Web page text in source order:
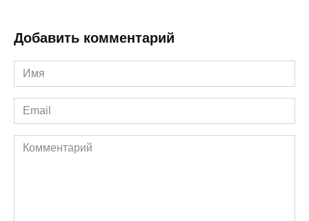
Добавить комментарий
Имя
*
Email
*
Комментарий